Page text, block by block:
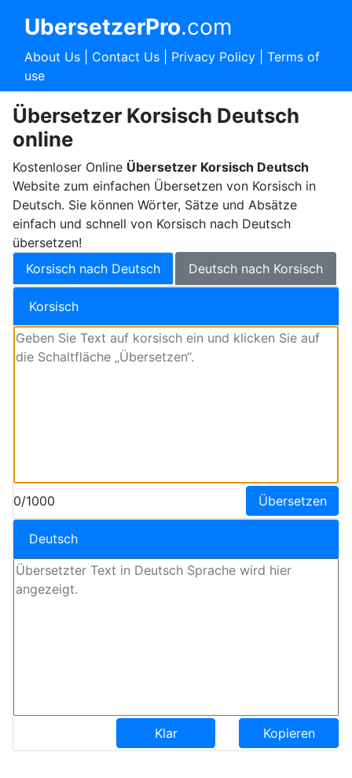
UbersetzerPro.com
About Us| Contact Us| Privacy Policy| Terms of
use
Übersetzer Korsisch Deutsch
online
Kostenloser Online Übersetzer Korsisch Deutsch
Website zum einfachen Übersetzen von Korsisch in
Deutsch. Sie können Wörter, Sätze und Absätze
einfach und schnell von Korsisch nach Deutsch
übersetzen!
Korsisch nach Deutsch
Deutsch nach Korsisch
Korsisch
0/1000 Übersetzen
Deutsch
Klar Kopieren